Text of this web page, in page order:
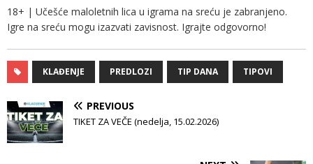
18+ | Učešće maloletnih lica u igrama na sreću je zabranjeno.
Igre na sreću mogu izazvati zavisnost. Igrajte odgovorno!
KLAĐENJE PREDLOZI TIP DANA TIPOVI
PREVIOUS
TIKET ZA VEČE (nedelja, 15.02.2026)